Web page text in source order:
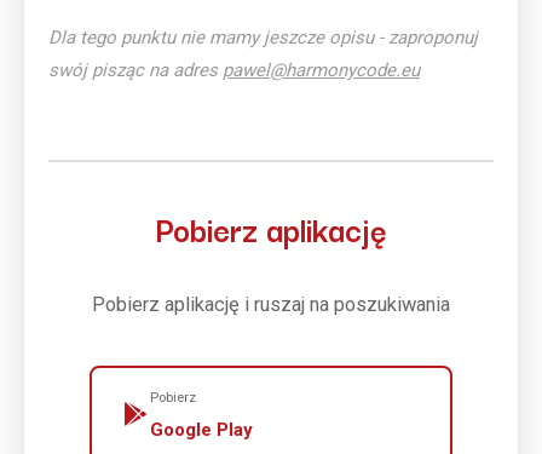
Dla tego punktu nie mamy jeszcze opisu - zaproponuj
swój pisząc na adres pawel@harmonycode.eu
Pobierz aplikację
Pobierz aplikację i ruszaj na poszukiwania
Pobierz
Google Play